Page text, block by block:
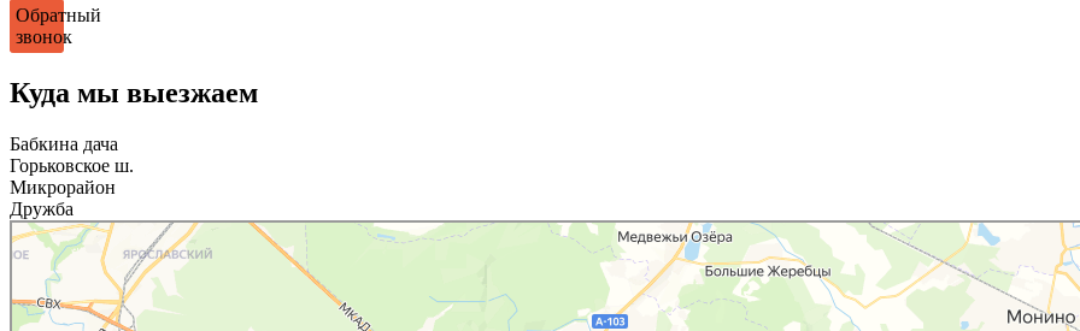
Обратный
звонок
Куда мы выезжаем
Бабкина дача
Горьковское ш.
Микрорайон
Дружба